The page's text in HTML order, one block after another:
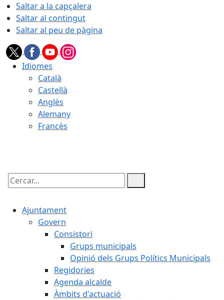
Saltar a la capçalera
Saltar al contingut
Saltar al peu de pàgina
Idiomes
Català
Castellà
Anglès
Alemany
Francès
Cercar:
Ajuntament
Govern
Consistori
Grups municipals
Opinió dels Grups Polítics Municipals
Regidories
Agenda alcalde
Àmbits d'actuació